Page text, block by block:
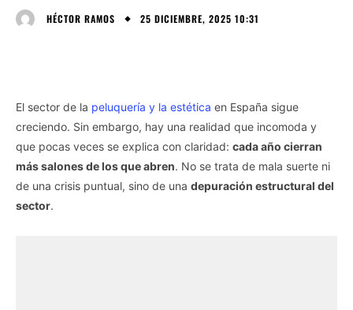
HÉCTOR RAMOS 25 DICIEMBRE, 2025 10:31
El sector de la peluquería y la estética en España sigue
creciendo. Sin embargo, hay una realidad que incomoda y
que pocas veces se explica con claridad: cada año cierran
más salones de los que abren. No se trata de mala suerte ni
de una crisis puntual, sino de una depuración estructural del
sector.